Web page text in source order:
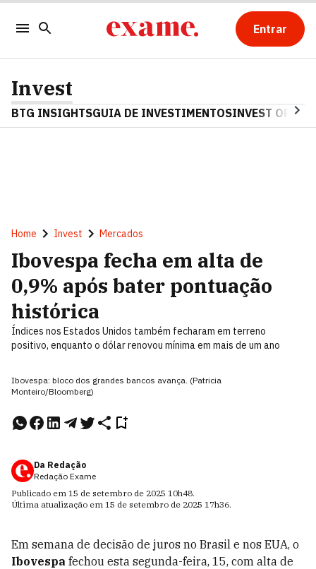
Entrar
Invest
BTG INSIGHTSGUIA DE INVESTIMENTOSINVEST OPINA
Home Invest Mercados
Ibovespa fecha em alta de
0,9% após bater pontuação
histórica
Índices nos Estados Unidos também fecharam em terreno
positivo, enquanto o dólar renovou mínima em mais de um ano
Ibovespa: bloco dos grandes bancos avança. (Patricia
Monteiro/Bloomberg)
Da Redação
Redação Exame
Publicado em 15 de setembro de 2025 10h48.
Última atualização em 15 de setembro de 2025 17h36.
Em semana de decisão de juros no Brasil e nos EUA, o
Ibovespa fechou esta segunda-feira, 15, com alta de